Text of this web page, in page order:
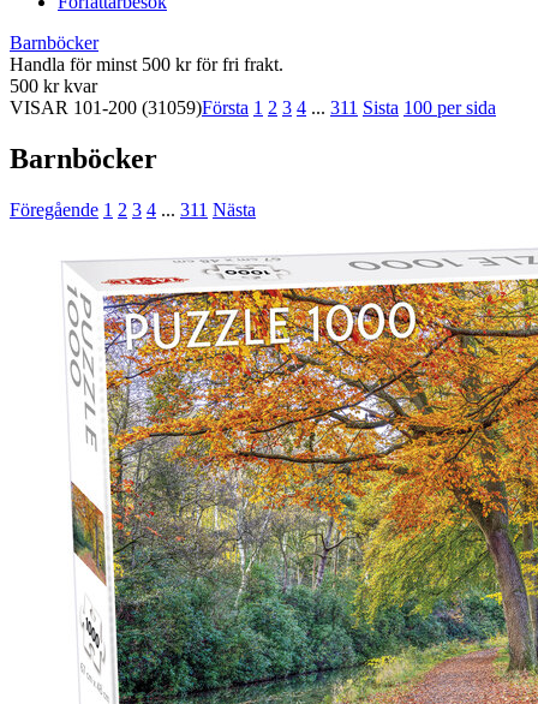
Barnböcker
Handla för minst 500 kr för fri frakt.
500 kr kvar
VISAR 101-200 (31059)Första 1 2 3 4 ... 311 Sista 100 per sida
Barnböcker
Föregående 1 2 3 4 ... 311 Nästa